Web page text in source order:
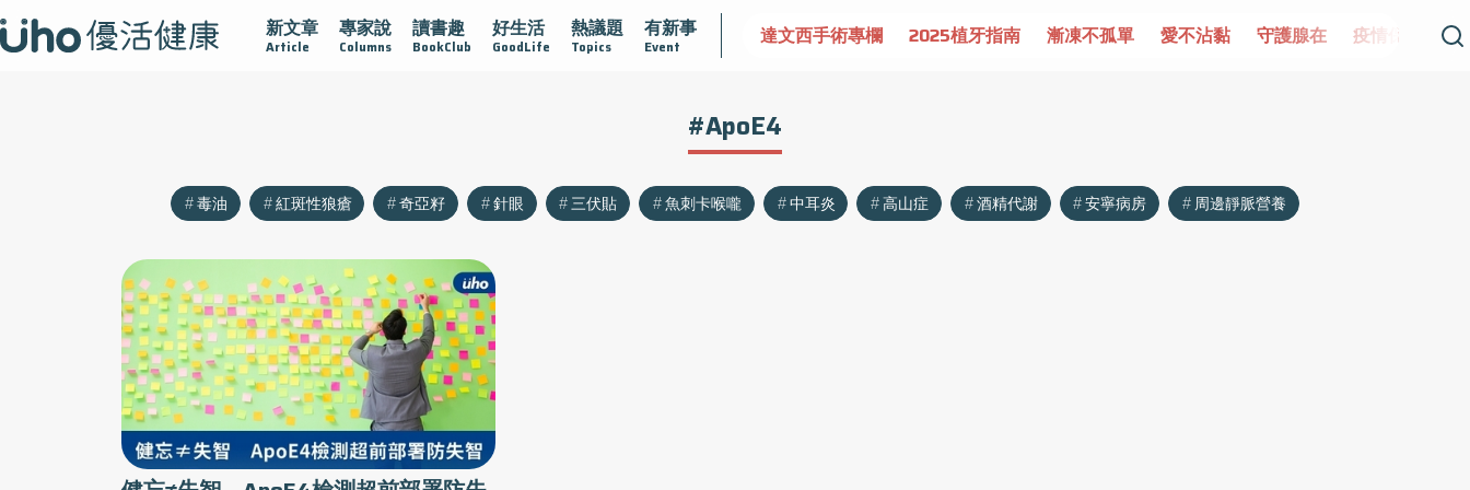
新文章
Article
專家說
Columns
讀書趣
BookClub
好生活
GoodLife
熱議題
Topics
有新事
Event
黏 守護腺在 疫情保衛戰 再生醫學 愛的未來視 認識攝護腺肥大 守護骨骼健康 達文西手術專欄 2025植牙指南 漸凍不孤單 愛不沾黏 守護腺在 疫情保衛戰
#ApoE4
毒油 紅斑性狼瘡 奇亞籽 針眼 三伏貼 魚刺卡喉嚨 中耳炎 高山症 酒精代謝 安寧病房 周邊靜脈營養